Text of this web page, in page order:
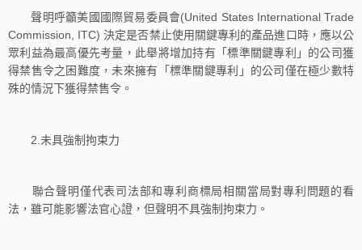
聲明呼籲美國國際貿易委員會(United States International Trade
Commission, ITC) 決定是否禁止使用關鍵專利的產品進口時，應以公
眾利益為最高優先考量，此舉將增加持有「標準關鍵專利」的公司獲
得禁售令之困難度，未來擁有「標準關鍵專利」的公司僅在極少數特
殊的情況下獲得禁售令。
2.未具強制拘束力
聯合聲明僅代表司法部和專利商標局相關當局對專利問題的看
法，雖可能影響法官心證，但聲明不具強制拘束力。